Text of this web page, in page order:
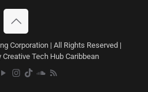
Corporation | All Rights Reserved |
Tech Hub Caribbean